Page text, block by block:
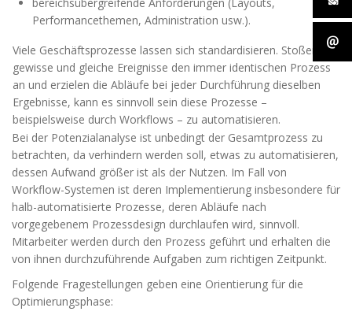
Performancethemen, Administration usw.).
Viele Geschäftsprozesse lassen sich standardisieren. Stoßen
gewisse und gleiche Ereignisse den immer identischen Prozess
an und erzielen die Abläufe bei jeder Durchführung dieselben
Ergebnisse, kann es sinnvoll sein diese Prozesse –
beispielsweise durch Workflows – zu automatisieren.
Bei der Potenzialanalyse ist unbedingt der Gesamtprozess zu
betrachten, da verhindern werden soll, etwas zu automatisieren,
dessen Aufwand größer ist als der Nutzen. Im Fall von
Workflow-Systemen ist deren Implementierung insbesondere für
halb-automatisierte Prozesse, deren Abläufe nach
vorgegebenem Prozessdesign durchlaufen wird, sinnvoll.
Mitarbeiter werden durch den Prozess geführt und erhalten die
von ihnen durchzuführende Aufgaben zum richtigen Zeitpunkt.
Folgende Fragestellungen geben eine Orientierung für die
Optimierungsphase: